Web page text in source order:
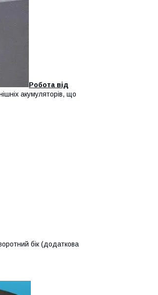
Робота від
акумуляторів, що
бік (додаткова